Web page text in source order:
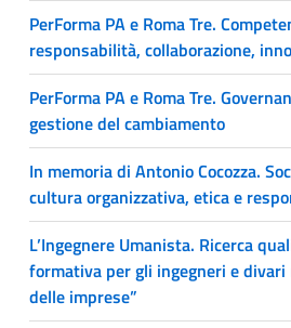
PerForma PA e Roma Tre.
responsabilità, collaborazione,
PerForma PA e Roma Tre.
gestione del cambiamento
In memoria di Antonio Cocozza.
cultura organizzativa, etica e
L’Ingegnere Umanista. Ricerca
formativa per gli ingegneri e
delle imprese”